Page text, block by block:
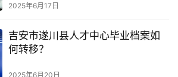
2025年6月17日
吉安市遂川县人才中心毕业档案如
何转移？
2025年6月20日